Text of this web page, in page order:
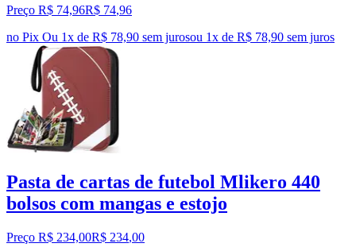
Preço R$ 74,96R$ 74,96
no Pix Ou 1x de R$ 78,90 sem jurosou 1x de R$ 78,90 sem juros
Pasta de cartas de futebol Mlikero 440
bolsos com mangas e estojo
Preço R$ 234,00R$ 234,00